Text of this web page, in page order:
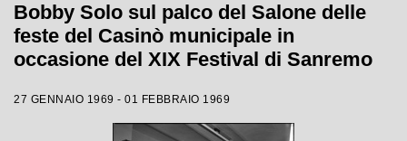
Bobby Solo sul palco del Salone delle
feste del Casinò municipale in
occasione del XIX Festival di Sanremo
27 GENNAIO 1969 - 01 FEBBRAIO 1969